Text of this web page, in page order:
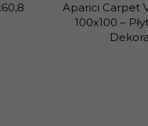
sprzedawany na pełne
Aparici Carpet
100x100 –